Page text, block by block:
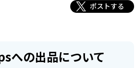
ポストする
への出品について